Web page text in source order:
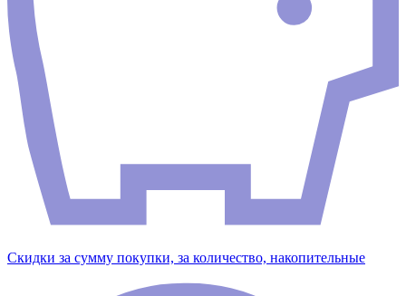
Скидки за сумму покупки, за количество, накопительные